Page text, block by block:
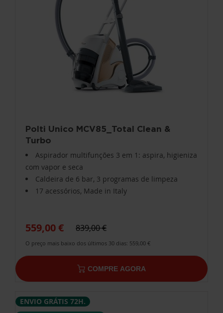
Polti Unico MCV85_Total Clean &
Turbo
Aspirador multifunções 3 em 1: aspira, higieniza
com vapor e seca
Caldeira de 6 bar, 3 programas de limpeza
17 acessórios, Made in Italy
559,00 € 839,00 €
O preço mais baixo dos últimos 30 dias: 559,00 €
COMPRE AGORA
ENVIO GRÁTIS 72H.